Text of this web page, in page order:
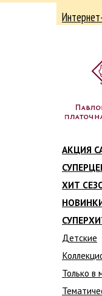
АКЦИЯ
ХИТ
Детские
Только в